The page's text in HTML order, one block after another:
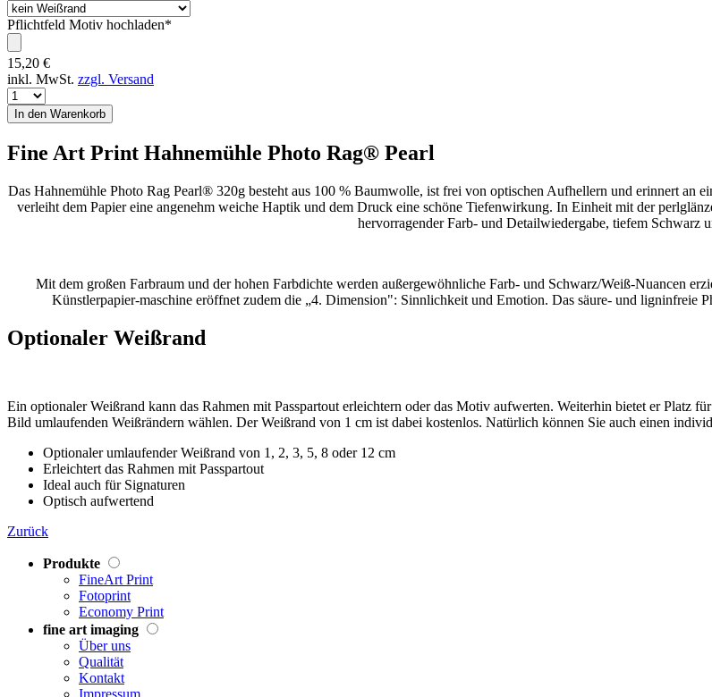
Pflichtfeld Motiv hochladen*
15,20 €
inkl. MwSt. zzgl. Versand
Fine Art Print Hahnemühle Photo Rag® Pearl
Das Hahnemühle Photo Rag Pearl® 320g besteht aus 100 % Baumwolle, ist frei von optischen Aufhellern und erinnert an
verleiht dem Papier eine angenehm weiche Haptik und dem Druck eine schöne Tiefenwirkung. In Einheit mit der
hervorragender Farb- und Detailwiedergabe, tiefem Schwarz
Mit dem großen Farbraum und der hohen Farbdichte werden außergewöhnliche Farb- und Schwarz/Weiß-Nuancen
Künstlerpapier-maschine eröffnet zudem die „4. Dimension": Sinnlichkeit und Emotion. Das säure- und ligninfreie
Optionaler Weißrand
Ein optionaler Weißrand kann das Rahmen mit Passpartout erleichtern oder das Motiv aufwerten. Weiterhin bietet er Platz
Bild umlaufenden Weißrändern wählen. Der Weißrand von 1 cm ist dabei kostenlos. Natürlich können Sie auch einen
Optionaler umlaufender Weißrand von 1, 2, 3, 5, 8 oder 12 cm
Erleichtert das Rahmen mit Passpartout
Ideal auch für Signaturen
Optisch aufwertend
Zurück
Produkte
FineArt Print
Fotoprint
Economy Print
fine art imaging
Über uns
Qualität
Kontakt
Impressum